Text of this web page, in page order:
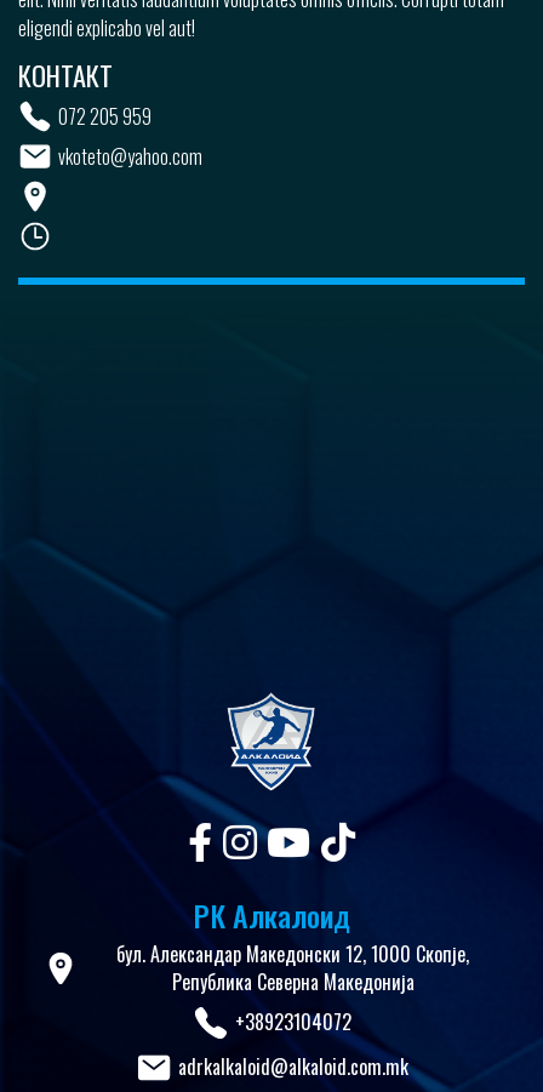
eligendi explicabo vel aut!
КОНТАКТ
072 205 959
vkoteto@yahoo.com
РК Алкалоид
бул. Александар Македонски 12, 1000 Скопје,
Република Северна Македонија
+38923104072
adrkalkaloid@alkaloid.com.mk